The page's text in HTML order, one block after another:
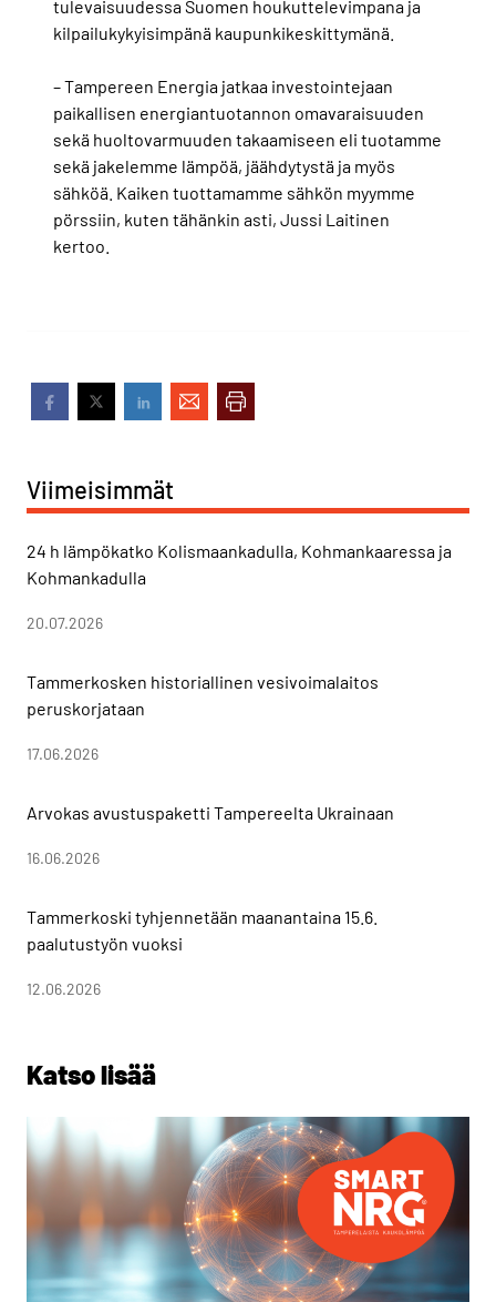
tulevaisuudessa Suomen houkuttelevimpana ja
kilpailukykyisimpänä kaupunkikeskittymänä.
– Tampereen Energia jatkaa investointejaan
paikallisen energiantuotannon omavaraisuuden
sekä huoltovarmuuden takaamiseen eli tuotamme
sekä jakelemme lämpöä, jäähdytystä ja myös
sähköä. Kaiken tuottamamme sähkön myymme
pörssiin, kuten tähänkin asti, Jussi Laitinen
kertoo.
Viimeisimmät
24 h lämpökatko Kolismaankadulla, Kohmankaaressa ja
Kohmankadulla
20.07.2026
Tammerkosken historiallinen vesivoimalaitos
peruskorjataan
17.06.2026
Arvokas avustuspaketti Tampereelta Ukrainaan
16.06.2026
Tammerkoski tyhjennetään maanantaina 15.6.
paalutustyön vuoksi
12.06.2026
Katso lisää